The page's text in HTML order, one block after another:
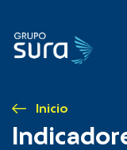
Inicio